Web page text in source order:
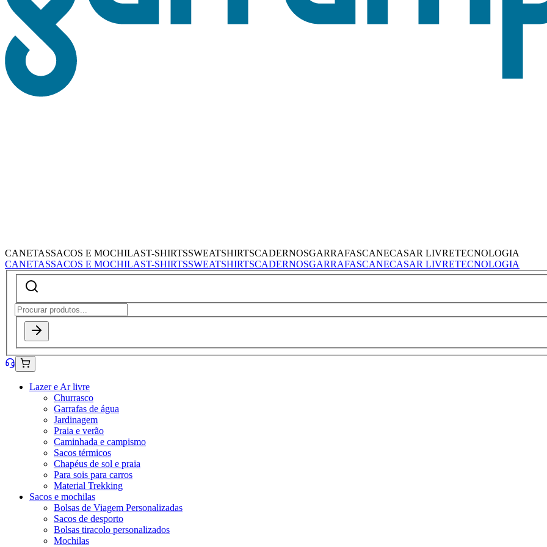
CANETASSACOS E MOCHILAST-SHIRTSSWEATSHIRTSCADERNOSGARRAFASCANECASAR LIVRETECNOLOGIA
CANETASSACOS E MOCHILAST-SHIRTSSWEATSHIRTSCADERNOSGARRAFASCANECASAR LIVRETECNOLOGIA
Lazer e Ar livre
Churrasco
Garrafas de água
Jardinagem
Praia e verão
Caminhada e campismo
Sacos térmicos
Chapéus de sol e praia
Para sois para carros
Material Trekking
Sacos e mochilas
Bolsas de Viagem Personalizadas
Sacos de desporto
Bolsas tiracolo personalizados
Mochilas